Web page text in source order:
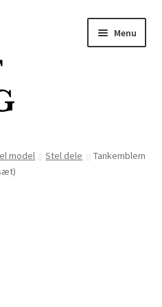
Menu
model Stel dele
Tankemblem